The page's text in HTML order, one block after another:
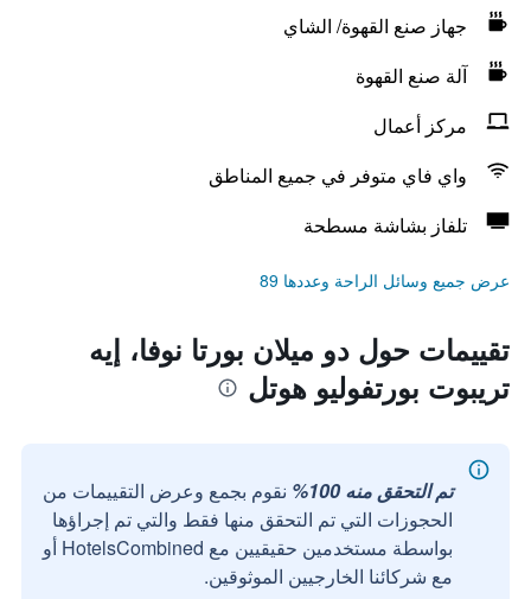
جهاز صنع القهوة/ الشاي
آلة صنع القهوة
مركز أعمال
واي فاي متوفر في جميع المناطق
تلفاز بشاشة مسطحة
عرض جميع وسائل الراحة وعددها 89
تقييمات حول دو ميلان بورتا نوفا، إيه
تريبوت بورتفوليو هوتل
تم التحقق منه 100%
نقوم بجمع وعرض التقييمات من
الحجوزات التي تم التحقق منها فقط والتي تم إجراؤها
بواسطة مستخدمين حقيقيين مع HotelsCombined أو
مع شركائنا الخارجيين الموثوقين.